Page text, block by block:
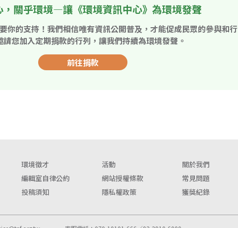
，關乎環境—讓《環境資訊中心》為環境發聲
你的支持！我們相信唯有資訊公開普及，才能促成民眾的參與和行
請您加入定期捐款的行列，讓我們持續為環境發聲。
前往捐款
環境徵才 活動 關於我們
編輯室自律公約
網站授權條款 常見問題
投稿須知
隱私權政策 獲獎紀錄